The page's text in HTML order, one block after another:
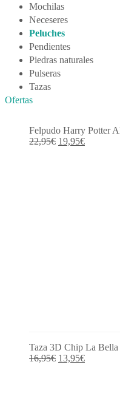
Mochilas
Neceseres
Peluches
Pendientes
Piedras naturales
Pulseras
Tazas
Ofertas
Felpudo Harry Potter
22,95€ El
19,95€El
Taza 3D Chip La Bella
16,95€ El
13,95€El